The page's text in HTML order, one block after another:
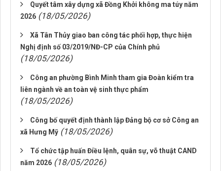
Quyết tâm xây dựng xã Đồng Khởi không ma túy năm
2026 (18/05/2026)
Xã Tân Thủy giao ban công tác phối hợp, thực hiện
Nghị định số 03/2019/NĐ-CP của Chính phủ
(18/05/2026)
Công an phường Bình Minh tham gia Đoàn kiểm tra
liên ngành về an toàn vệ sinh thực phẩm
(18/05/2026)
Công bố quyết định thành lập Đảng bộ cơ sở Công an
xã Hưng Mỹ (18/05/2026)
Tổ chức tập huấn Điều lệnh, quân sự, võ thuật CAND
năm 2026 (18/05/2026)